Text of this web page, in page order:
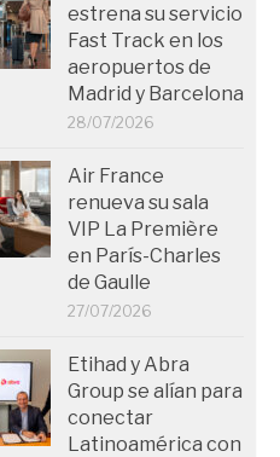
estrena su servicio
Fast Track en los
aeropuertos de
Madrid y Barcelona
28/07/2026
Air France
renueva su sala
VIP La Première
en París-Charles
de Gaulle
27/07/2026
Etihad y Abra
Group se alían para
conectar
Latinoamérica con